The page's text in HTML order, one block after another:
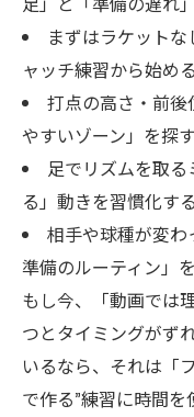
まずはラケット
ャッチ練習から始める
打点の高さ・前
やすいゾーン」を探す
足でリズムを取
る」動きを習慣化する
相手や球種が変わ
準備のルーティン」
もし今、「動画では
つとタイミングがず
いるなら、それは「
で作る”練習に時間